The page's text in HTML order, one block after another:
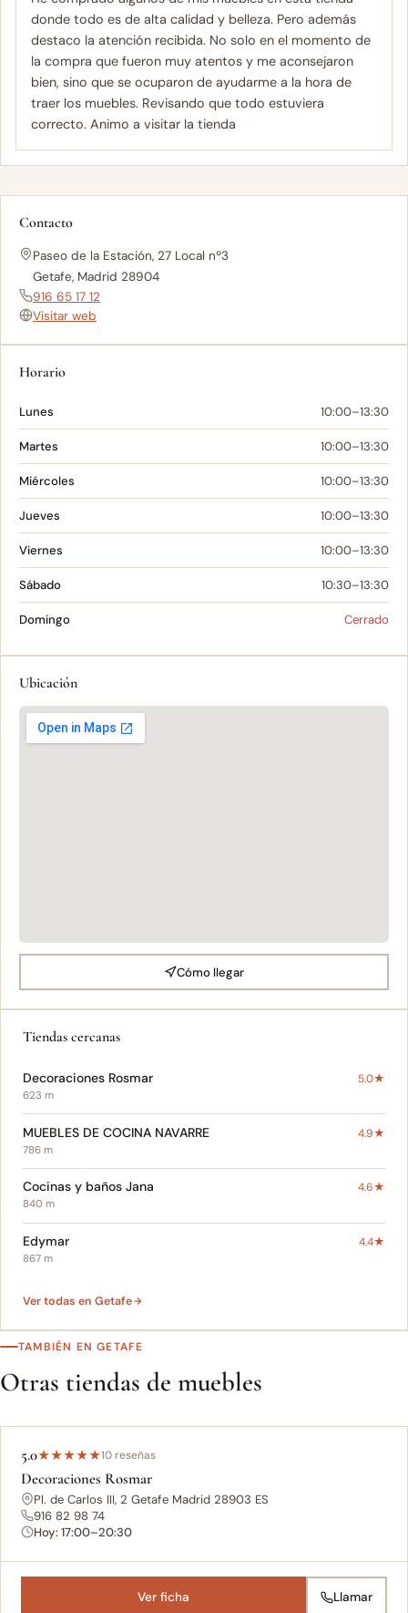
donde todo es de alta calidad y belleza. Pero además
destaco la atención recibida. No solo en el momento de
la compra que fueron muy atentos y me aconsejaron
bien, sino que se ocuparon de ayudarme a la hora de
traer los muebles. Revisando que todo estuviera
correcto. Animo a visitar la tienda
Contacto
Paseo de la Estación, 27 Local nº3
Getafe, Madrid 28904
916 65 17 12
Visitar web
Horario
Lunes 10:00–13:30
Martes 10:00–13:30
Miércoles 10:00–13:30
Jueves 10:00–13:30
Viernes 10:00–13:30
Sábado 10:30–13:30
Domingo Cerrado
Ubicación
Cómo llegar
Tiendas cercanas
Decoraciones Rosmar 5.0★
623 m
MUEBLES DE COCINA NAVARRE 4.9★
786 m
Cocinas y baños Jana 4.6★
840 m
Edymar 4.4★
867 m
Ver todas en Getafe
TAMBIÉN EN GETAFE
Otras tiendas de muebles
5.0★★★★★10 reseñas
Decoraciones Rosmar
Pl. de Carlos III, 2 Getafe Madrid 28903 ES
916 82 98 74
Hoy: 17:00–20:30
Ver ficha Llamar